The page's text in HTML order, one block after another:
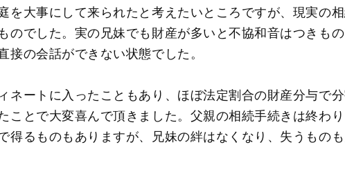
を大事にして来られたと考えたいところですが、現実の
のでした。実の兄妹でも財産が多いと不協和音はつきも
接の会話ができない状態でした。
ネートに入ったこともあり、ほぼ法定割合の財産分与で
ことで大変喜んで頂きました。父親の相続手続きは終わ
得るものもありますが、兄妹の絆はなくなり、失うもの